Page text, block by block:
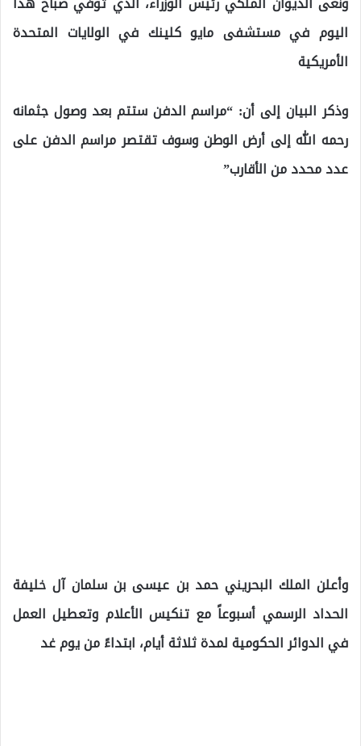
اليوم في مستشفى مايو كلينك في الولايات المتحدة
الأمريكية
وذكر البيان إلى أن: “مراسم الدفن ستتم بعد وصول جثمانه
رحمه الله إلى أرض الوطن وسوف تقتصر مراسم الدفن على
عدد محدد من الأقارب”
وأعلن الملك البحريني حمد بن عيسى بن سلمان آل خليفة
الحداد الرسمي أسبوعاً مع تنكيس الأعلام وتعطيل العمل
في الدوائر الحكومية لمدة ثلاثة أيام، ابتداءً من يوم غد